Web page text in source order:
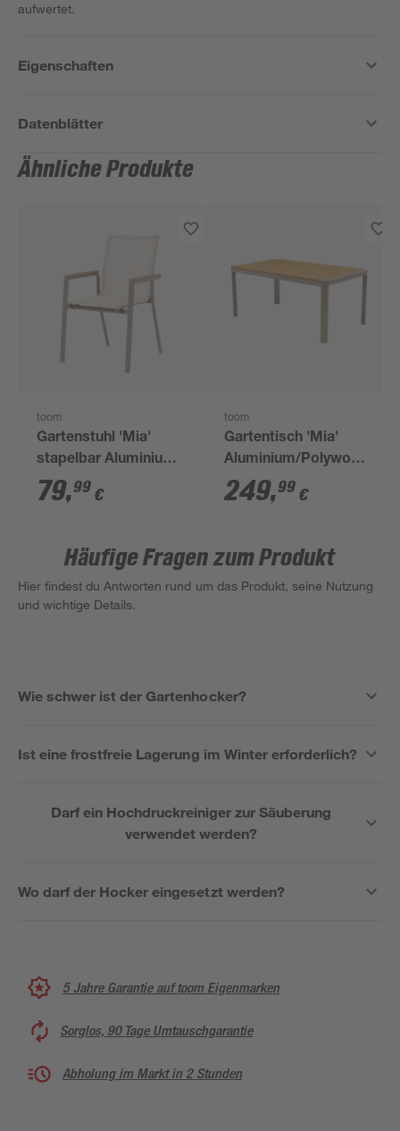
aufwertet.
Eigenschaften
Datenblätter
Ähnliche Produkte
toom
Gartenstuhl 'Mia'
stapelbar Aluminium
taupe 59 x 90 x 62 cm
79,99 €
toom
Gartentisch 'Mia'
Aluminium/Polywood
160 x 90 x 74 cm
249,99 €
Häufige Fragen zum Produkt
Hier findest du Antworten rund um das Produkt, seine Nutzung
und wichtige Details.
Wie schwer ist der Gartenhocker?
Ist eine frostfreie Lagerung im Winter erforderlich?
Darf ein Hochdruckreiniger zur Säuberung
verwendet werden?
Wo darf der Hocker eingesetzt werden?
5 Jahre Garantie auf toom Eigenmarken
Sorglos, 90 Tage Umtauschgarantie
Abholung im Markt in 2 Stunden